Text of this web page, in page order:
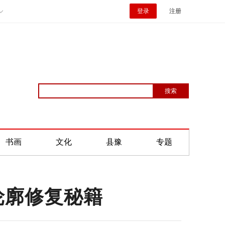
登录 注册
书画 文化 县豫 专题
修复秘籍